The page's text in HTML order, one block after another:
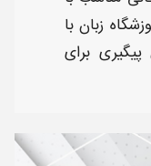
زبانبا
برای